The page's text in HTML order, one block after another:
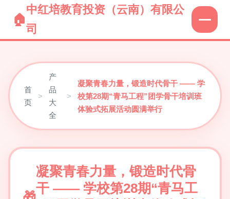
中红培教育投资（云南）有限公
司
首
页
>
产
品
大
全
>
凝聚青春力量，锻造时代骨干 —— 学
校第28期“青马工程”团学骨干培训班
体验式拓展活动圆满举行
凝聚青春力量，锻造时代骨
干 —— 学校第28期“青马工